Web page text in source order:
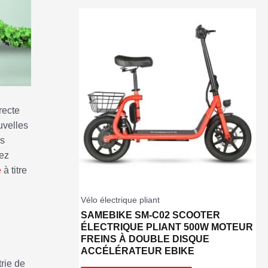
à titre
de
Vélo électrique pliant
SAMEBIKE SM-C02 SCOOTER
ÉLECTRIQUE PLIANT 500W MOTEUR
FREINS À DOUBLE DISQUE
ACCÉLÉRATEUR EBIKE